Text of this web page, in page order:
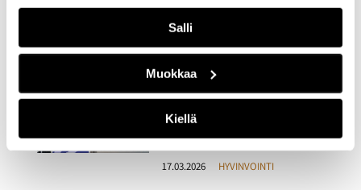
Salli
Muokkaa
Kiellä
normaalia ja milloin ollaan
vaarallisilla vesillä?
Ilmaiset ja edulliset
vapaa-ajan
mahdollisuudet
kiinnostavat nuoria
17.03.2026 HYVINVOINTI